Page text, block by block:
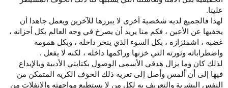
علينا.
لهذا فالجميع لديه شخصية أخرى لا يبرزها للآخرين ويعمل جاهدا أن
يخفيها عن الأعين ، فكم منا يريد أن يصرخ في وجه العالم بكل أحزانه ،
غضبه ، اشمئزازه ، بكل السوء الذي ينخر داخله ، وبكل همومه
واضطراباته وثورته التي خزنها وراكمها داخله ، لكنه لا يفعل .
لذلك كان وما يزال هدفي الأسمى الوصول بكتابتي الأدبية وبالإبداع
فيها إلى أن ألمس وأصل إلى تعرية ذلك الخوف الكريه المتمكن من
النفس البشرية والتعريف به لكل من لا يستطيع مواجهته والانفلات من